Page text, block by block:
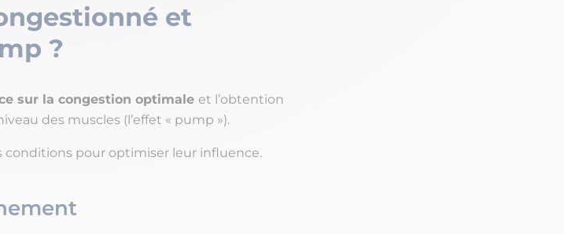
et
?
sur la congestion optimale et l’obtention
des muscles (l’effet « pump »).
conditions pour optimiser leur influence.